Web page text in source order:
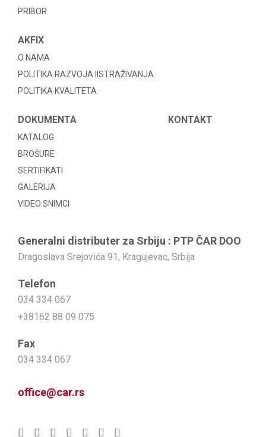
PRIBOR
AKFIX
O NAMA
POLITIKA RAZVOJA IISTRAŽIVANJA
POLITIKA KVALITETA
DOKUMENTA
KATALOG
BROŠURE
SERTIFIKATI
GALERIJA
VIDEO SNIMCI
KONTAKT
Generalni distributer za Srbiju : PTP ČAR DOO
Dragoslava Srejovića 91, Kragujevac, Srbija
Telefon
034 334 067
+38162 88 09 075
Fax
034 334 067
office@car.rs